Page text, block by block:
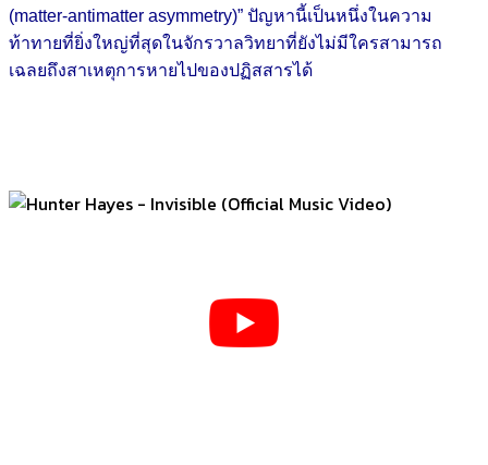
(matter-antimatter asymmetry)” ปัญหานี้เป็นหนึ่งในความ
ท้าทายที่ยิ่งใหญ่ที่สุดในจักรวาลวิทยาที่ยังไม่มีใครสามารถ
เฉลยถึงสาเหตุการหายไปของปฏิสสารได้